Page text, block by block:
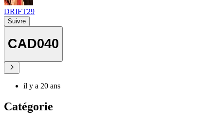
DRIFT29
Suivre
CAD040
il y a 20 ans
Catégorie